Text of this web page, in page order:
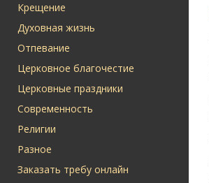
Крещение
Духовная жизнь
Отпевание
Церковное благочестие
Церковные праздники
Современность
Религии
Разное
Заказать требу онлайн